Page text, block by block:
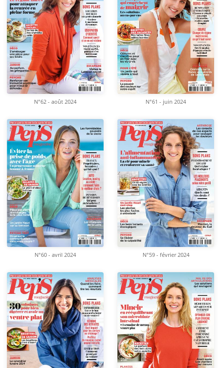
N°62 - août 2024 N°61 - juin 2024
N°60 - avril 2024 N°59 - février 2024